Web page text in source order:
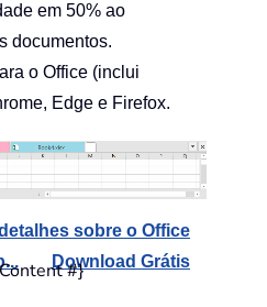
em 50% ao
documentos.
o Office (inclui
Edge e Firefox.
sobre o Office
Download Grátis
#}